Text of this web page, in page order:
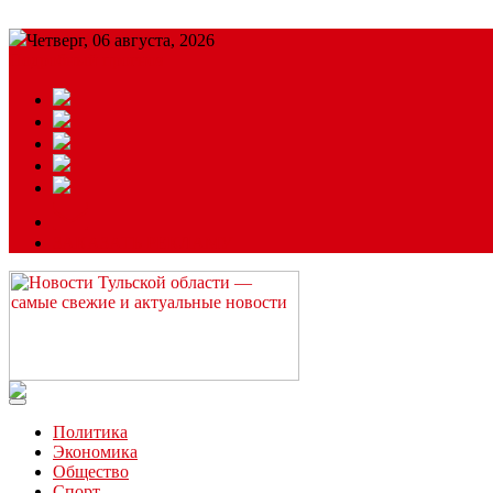
Четверг, 06 августа, 2026
Читайте последние новости дня в Тульской области на сайте
Политика
Экономика
Общество